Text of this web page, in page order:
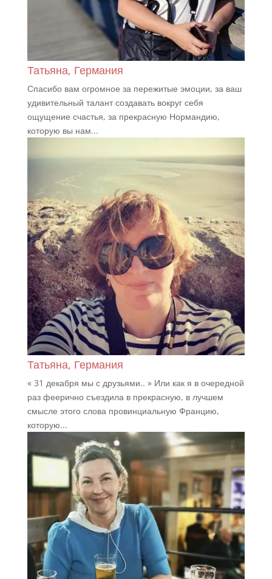
Татьяна, Германия
Спасибо вам огромное за пережитые эмоции, за ваш
удивительный талант создавать вокруг себя
ощущение счастья, за прекрасную Нормандию,
которую вы нам...
Татьяна, Германия
« 31 декабря мы с друзьями.. » Или как я в очередной
раз феерично съездила в прекрасную, в лучшем
смысле этого слова провинциальную Францию,
которую...